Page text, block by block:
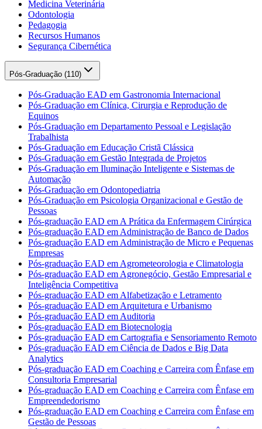
Medicina Veterinária
Odontologia
Pedagogia
Recursos Humanos
Segurança Cibernética
Pós-Graduação (110)
Pós-Graduação EAD em Gastronomia Internacional
Pós-Graduação em Clínica, Cirurgia e Reprodução de
Equinos
Pós-Graduação em Departamento Pessoal e Legislação
Trabalhista
Pós-Graduação em Educação Cristã Clássica
Pós-Graduação em Gestão Integrada de Projetos
Pós-Graduação em Iluminação Inteligente e Sistemas de
Automação
Pós-Graduação em Odontopediatria
Pós-Graduação em Psicologia Organizacional e Gestão de
Pessoas
Pós-graduação EAD em A Prática da Enfermagem Cirúrgica
Pós-graduação EAD em Administração de Banco de Dados
Pós-graduação EAD em Administração de Micro e Pequenas
Empresas
Pós-graduação EAD em Agrometeorologia e Climatologia
Pós-graduação EAD em Agronegócio, Gestão Empresarial e
Inteligência Competitiva
Pós-graduação EAD em Alfabetização e Letramento
Pós-graduação EAD em Arquitetura e Urbanismo
Pós-graduação EAD em Auditoria
Pós-graduação EAD em Biotecnologia
Pós-graduação EAD em Cartografia e Sensoriamento Remoto
Pós-graduação EAD em Ciência de Dados e Big Data
Analytics
Pós-graduação EAD em Coaching e Carreira com Ênfase em
Consultoria Empresarial
Pós-graduação EAD em Coaching e Carreira com Ênfase em
Empreendedorismo
Pós-graduação EAD em Coaching e Carreira com Ênfase em
Gestão de Pessoas